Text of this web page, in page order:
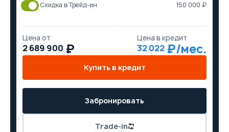
Скидка в Трейд-ин
150 000 ₽
Цена от
2 689 900
Цена в кредит
32 022
Купить в кредит
Trade-in
Забронировать